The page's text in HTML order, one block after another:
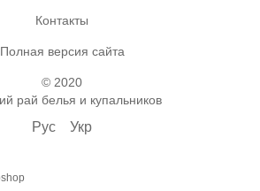
Контакты
Полная версия сайта
© 2020
рай белья и купальников
Рус Укр